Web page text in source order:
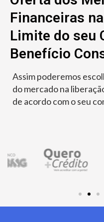
Financeiras
Limite do seu
Benefício
Assim poderemos
do mercado na
de acordo com o seu